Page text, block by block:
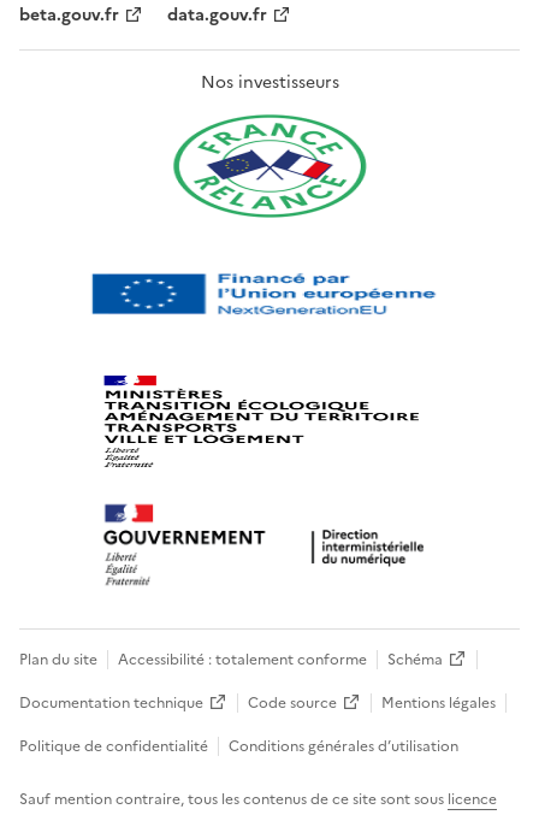
beta.gouv.fr
data.gouv.fr
Nos investisseurs
Plan du site Accessibilité : totalement conforme
Schéma
Documentation technique
Code source
Mentions légales
Politique de confidentialité
Conditions générales d’utilisation
Sauf mention contraire, tous les contenus de ce site sont sous licence